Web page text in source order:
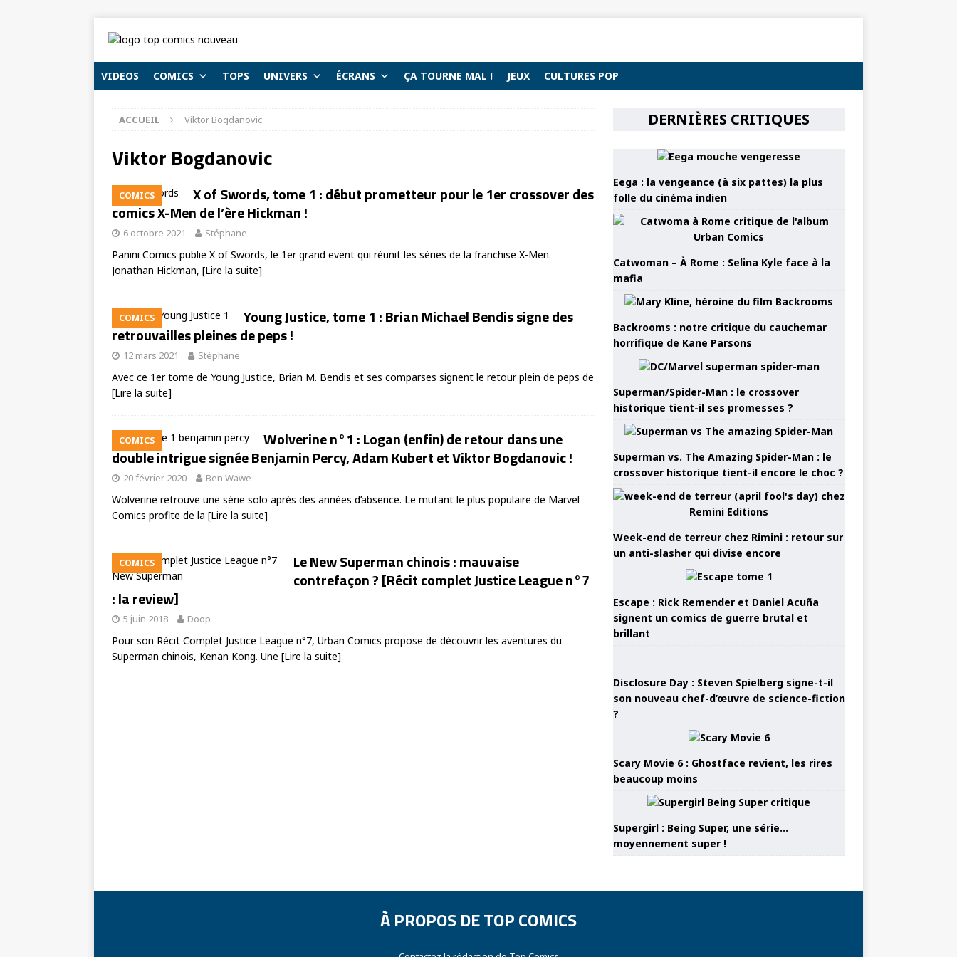
VIDEOS COMICS TOPS UNIVERS ÉCRANS ÇA TOURNE MAL ! JEUX CULTURES POP
ACCUEIL Viktor Bogdanovic
Viktor Bogdanovic
COMICS
X of Swords, tome 1 : début prometteur pour le 1er crossover des
comics X-Men de l’ère Hickman !
6 octobre 2021 Stéphane
Panini Comics publie X of Swords, le 1er grand event qui réunit les séries de la franchise X-Men.
Jonathan Hickman, [Lire la suite]
COMICS
Young Justice, tome 1 : Brian Michael Bendis signe des
retrouvailles pleines de peps !
12 mars 2021 Stéphane
Avec ce 1er tome de Young Justice, Brian M. Bendis et ses comparses signent le retour plein de peps de
[Lire la suite]
COMICS
Wolverine n°1 : Logan (enfin) de retour dans une
double intrigue signée Benjamin Percy, Adam Kubert et Viktor Bogdanovic !
20 février 2020 Ben Wawe
Wolverine retrouve une série solo après des années d’absence. Le mutant le plus populaire de Marvel
Comics profite de la [Lire la suite]
COMICS
Le New Superman chinois : mauvaise
contrefaçon ? [Récit complet Justice League n°7
: la review]
5 juin 2018 Doop
Pour son Récit Complet Justice League n°7, Urban Comics propose de découvrir les aventures du
Superman chinois, Kenan Kong. Une [Lire la suite]
DERNIÈRES CRITIQUES
Eega : la vengeance (à six pattes) la plus
folle du cinéma indien
Catwoman – À Rome : Selina Kyle face à la
mafia
Backrooms : notre critique du cauchemar
horrifique de Kane Parsons
Superman/Spider-Man : le crossover
historique tient-il ses promesses ?
Superman vs. The Amazing Spider-Man : le
crossover historique tient-il encore le choc ?
Week-end de terreur chez Rimini : retour sur
un anti-slasher qui divise encore
Escape : Rick Remender et Daniel Acuña
signent un comics de guerre brutal et
brillant
Disclosure Day : Steven Spielberg signe-t-il
son nouveau chef-d’œuvre de science-fiction
?
Scary Movie 6 : Ghostface revient, les rires
beaucoup moins
Supergirl : Being Super, une série…
moyennement super !
À PROPOS DE TOP COMICS